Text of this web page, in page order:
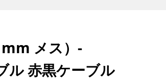
メス）-
ル 赤黒ケーブル